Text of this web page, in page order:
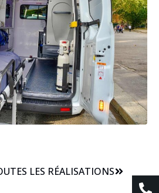
LES RÉALISATIONS